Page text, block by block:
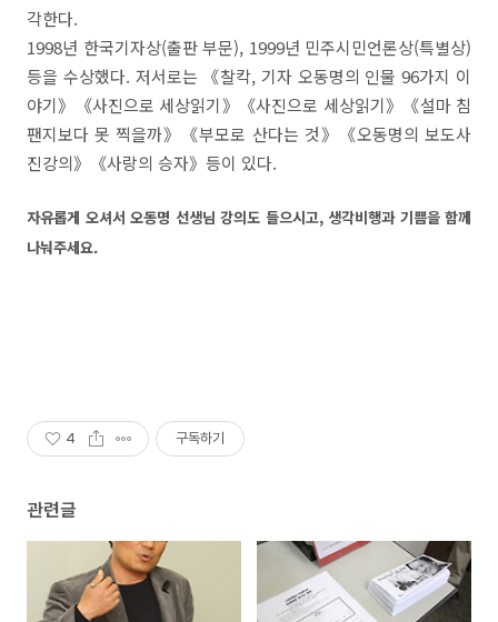
각한다.
1998년 한국기자상(출판 부문), 1999년 민주시민언론상(특별상)
등을 수상했다. 저서로는 《찰칵, 기자 오동명의 인물 96가지 이
야기》《사진으로 세상읽기》《사진으로 세상읽기》《설마 침
팬지보다 못 찍을까》《부모로 산다는 것》《오동명의 보도사
진강의》《사랑의 승자》등이 있다.
자유롭게 오셔서 오동명 선생님 강의도 들으시고, 생각비행과 기쁨을 함께
나눠주세요.
4 구독하기
관련글